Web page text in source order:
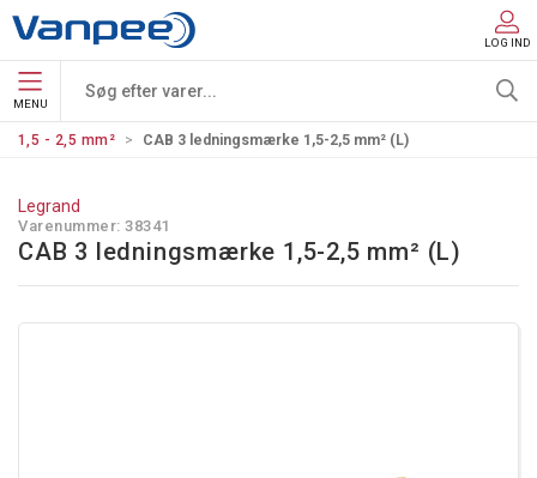
LOG IND
MENU
1,5 - 2,5 mm² CAB 3 ledningsmærke 1,5-2,5 mm² (L)
Legrand
Varenummer:38341
CAB 3 ledningsmærke 1,5-2,5 mm² (L)